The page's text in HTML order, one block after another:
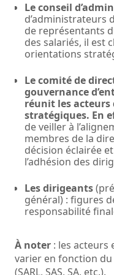
Le conseil
d’administrateurs
de représentants
des salariés, il est
orientations
Le comité de
gouvernance
réunit les acteurs
stratégiques. En
de veiller à
membres de la
décision éclairée
l’adhésion des
Les dirigeants
général) : figures
responsabilité
À noter : les acteurs
varier en fonction
(SARL, SAS, SA, etc.).